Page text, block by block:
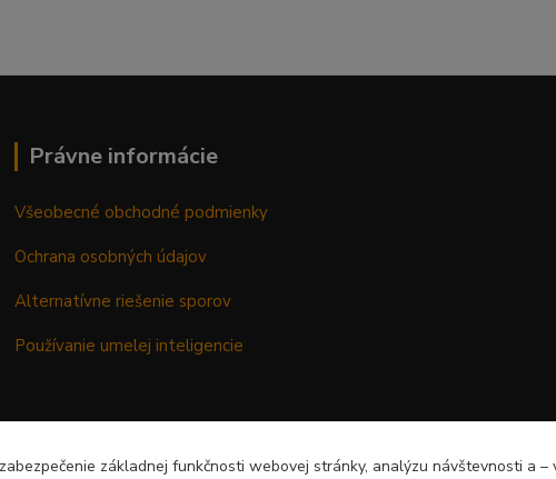
Právne informácie
Všeobecné obchodné podmienky
Ochrana osobných údajov
Alternatívne riešenie sporov
Používanie umelej inteligencie
základnej funkčnosti webovej stránky, analýzu návštevnosti a